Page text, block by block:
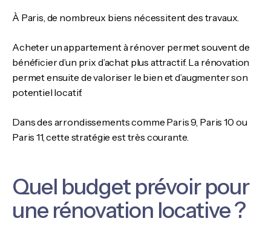
À Paris, de nombreux biens nécessitent des travaux.
Acheter un appartement à rénover permet souvent de
bénéficier d’un prix d’achat plus attractif. La rénovation
permet ensuite de valoriser le bien et d’augmenter son
potentiel locatif.
Dans des arrondissements comme Paris 9, Paris 10 ou
Paris 11, cette stratégie est très courante.
Quel budget prévoir pour
une rénovation locative ?